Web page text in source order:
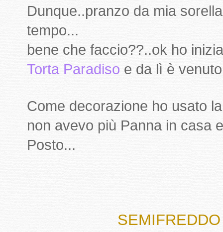
Dunque..pranzo da mia
tempo...
bene che faccio??..ok ho
Torta Paradiso e da lì è
Come decorazione ho usato
non avevo più Panna in casa
Posto...